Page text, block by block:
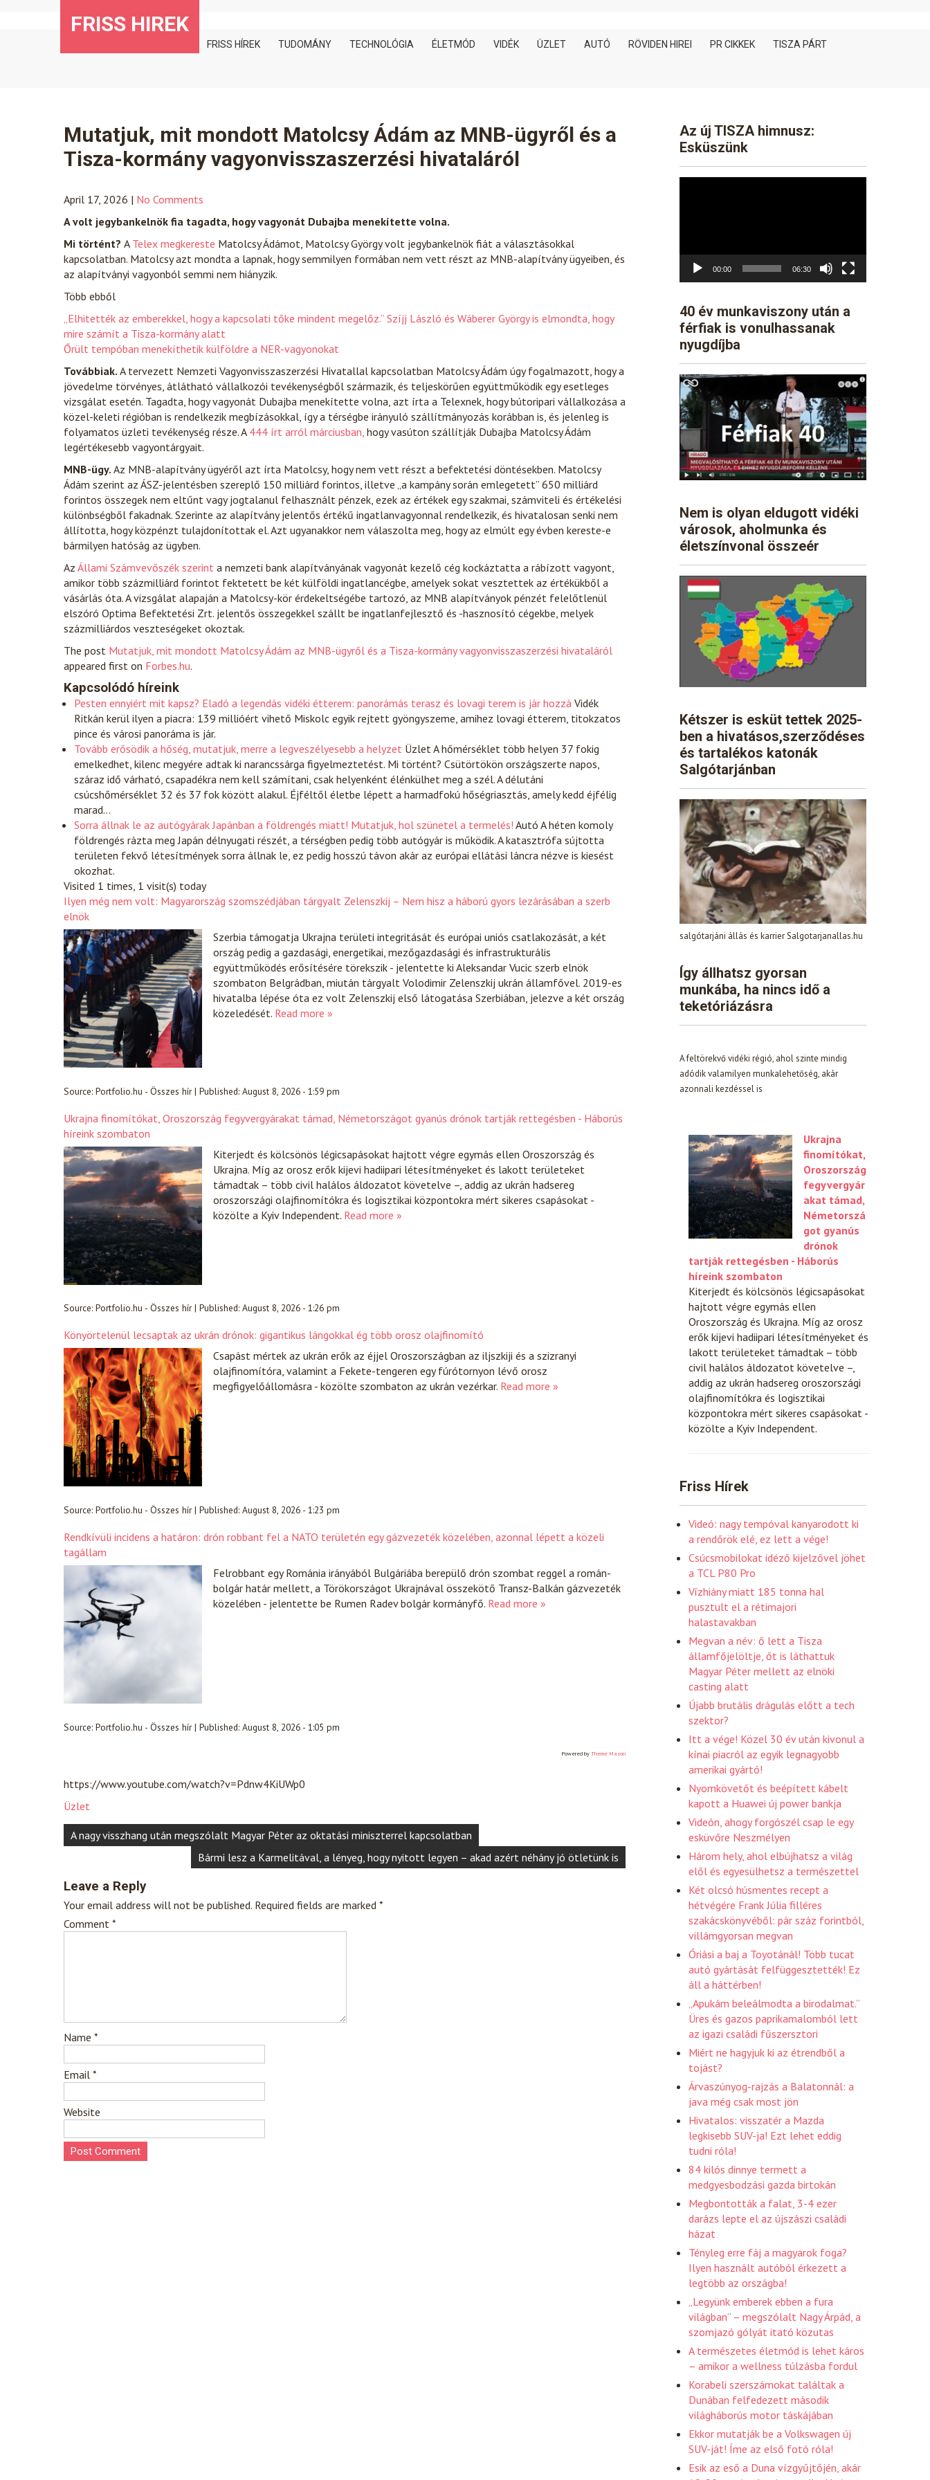
FRISS HIREK
FRISS HÍREK TUDOMÁNY TECHNOLÓGIA ÉLETMÓD VIDÉK ÜZLET AUTÓ RÖVIDEN HIREI PR CIKKEK TISZA PÁRT
Mutatjuk, mit mondott Matolcsy Ádám az MNB-ügyről és a
Tisza-kormány vagyonvisszaszerzési hivataláról
April 17, 2026 | No Comments
A volt jegybankelnök fia tagadta, hogy vagyonát Dubajba menekítette volna.
Mi történt? A Telex megkereste Matolcsy Ádámot, Matolcsy György volt jegybankelnök fiát a választásokkal
kapcsolatban. Matolcsy azt mondta a lapnak, hogy semmilyen formában nem vett részt az MNB-alapítvány ügyeiben, és
az alapítványi vagyonból semmi nem hiányzik.
Több ebből
„Elhitették az emberekkel, hogy a kapcsolati tőke mindent megelőz.” Szíjj László és Wáberer György is elmondta, hogy
mire számít a Tisza-kormány alatt
Őrült tempóban menekíthetik külföldre a NER-vagyonokat
Továbbiak. A tervezett Nemzeti Vagyonvisszaszerzési Hivatallal kapcsolatban Matolcsy Ádám úgy fogalmazott, hogy a
jövedelme törvényes, átlátható vállalkozói tevékenységből származik, és teljeskörűen együttműködik egy esetleges
vizsgálat esetén. Tagadta, hogy vagyonát Dubajba menekítette volna, azt írta a Telexnek, hogy bútoripari vállalkozása a
közel-keleti régióban is rendelkezik megbízásokkal, így a térségbe irányuló szállítmányozás korábban is, és jelenleg is
folyamatos üzleti tevékenység része. A 444 írt arról márciusban, hogy vasúton szállítják Dubajba Matolcsy Ádám
legértékesebb vagyontárgyait.
MNB-ügy. Az MNB-alapítvány ügyéről azt írta Matolcsy, hogy nem vett részt a befektetési döntésekben. Matolcsy
Ádám szerint az ÁSZ-jelentésben szereplő 150 milliárd forintos, illetve „a kampány során emlegetett” 650 milliárd
forintos összegek nem eltűnt vagy jogtalanul felhasznált pénzek, ezek az értékek egy szakmai, számviteli és értékelési
különbségből fakadnak. Szerinte az alapítvány jelentős értékű ingatlanvagyonnal rendelkezik, és hivatalosan senki nem
állította, hogy közpénzt tulajdonítottak el. Azt ugyanakkor nem válaszolta meg, hogy az elmúlt egy évben kereste-e
bármilyen hatóság az ügyben.
Az Állami Számvevőszék szerint a nemzeti bank alapítványának vagyonát kezelő cég kockáztatta a rábízott vagyont,
amikor több százmilliárd forintot fektetett be két külföldi ingatlancégbe, amelyek sokat vesztettek az értékükből a
vásárlás óta. A vizsgálat alapaján a Matolcsy-kör érdekeltségébe tartozó, az MNB alapítványok pénzét felelőtlenül
elszóró Optima Befektetési Zrt. jelentős összegekkel szállt be ingatlanfejlesztő és -hasznosító cégekbe, melyek
százmilliárdos veszteségeket okoztak.
The post Mutatjuk, mit mondott Matolcsy Ádám az MNB-ügyről és a Tisza-kormány vagyonvisszaszerzési hivataláról
appeared first on Forbes.hu.
Kapcsolódó híreink
Pesten ennyiért mit kapsz? Eladó a legendás vidéki étterem: panorámás terasz és lovagi terem is jár hozzá Vidék
Ritkán kerül ilyen a piacra: 139 millióért vihető Miskolc egyik rejtett gyöngyszeme, amihez lovagi étterem, titokzatos
pince és városi panoráma is jár.
Tovább erősödik a hőség, mutatjuk, merre a legveszélyesebb a helyzet ÜzletA hőmérséklet több helyen 37 fokig
emelkedhet, kilenc megyére adtak ki narancssárga figyelmeztetést. Mi történt? Csütörtökön országszerte napos,
száraz idő várható, csapadékra nem kell számítani, csak helyenként élénkülhet meg a szél. A délutáni
csúcshőmérséklet 32 és 37 fok között alakul. Éjféltől életbe lépett a harmadfokú hőségriasztás, amely kedd éjfélig
marad…
Sorra állnak le az autógyárak Japánban a földrengés miatt! Mutatjuk, hol szünetel a termelés! Autó A héten komoly
földrengés rázta meg Japán délnyugati részét, a térségben pedig több autógyár is működik. A katasztrófa sújtotta
területen fekvő létesítmények sorra állnak le, ez pedig hosszú távon akár az európai ellátási láncra nézve is kiesést
okozhat.
Visited 1 times, 1 visit(s) today
Ilyen még nem volt: Magyarország szomszédjában tárgyalt Zelenszkij – Nem hisz a háború gyors lezárásában a szerb
elnök
Szerbia támogatja Ukrajna területi integritását és európai uniós csatlakozását, a két
ország pedig a gazdasági, energetikai, mezőgazdasági és infrastrukturális
együttműködés erősítésére törekszik - jelentette ki Aleksandar Vucic szerb elnök
szombaton Belgrádban, miután tárgyalt Volodimir Zelenszkij ukrán államfővel. 2019-es
hivatalba lépése óta ez volt Zelenszkij első látogatása Szerbiában, jelezve a két ország
közeledését. Read more »
Source: Portfolio.hu - Összes hír| Published: August 8, 2026 - 1:59 pm
Ukrajna finomítókat, Oroszország fegyvergyárakat támad, Németországot gyanús drónok tartják rettegésben - Háborús
híreink szombaton
Kiterjedt és kölcsönös légicsapásokat hajtott végre egymás ellen Oroszország és
Ukrajna. Míg az orosz erők kijevi hadiipari létesítményeket és lakott területeket
támadtak – több civil halálos áldozatot követelve –, addig az ukrán hadsereg
oroszországi olajfinomítókra és logisztikai központokra mért sikeres csapásokat -
közölte a Kyiv Independent. Read more »
Source: Portfolio.hu - Összes hír| Published: August 8, 2026 - 1:26 pm
Könyörtelenül lecsaptak az ukrán drónok: gigantikus lángokkal ég több orosz olajfinomító
Csapást mértek az ukrán erők az éjjel Oroszországban az iljszkiji és a szizranyi
olajfinomítóra, valamint a Fekete-tengeren egy fúrótornyon lévő orosz
megfigyelőállomásra - közölte szombaton az ukrán vezérkar. Read more »
Source: Portfolio.hu - Összes hír| Published: August 8, 2026 - 1:23 pm
Rendkívüli incidens a határon: drón robbant fel a NATO területén egy gázvezeték közelében, azonnal lépett a közeli
tagállam
Felrobbant egy Románia irányából Bulgáriába berepülő drón szombat reggel a román-
bolgár határ mellett, a Törökországot Ukrajnával összekötő Transz-Balkán gázvezeték
közelében - jelentette be Rumen Radev bolgár kormányfő. Read more »
Source: Portfolio.hu - Összes hír| Published: August 8, 2026 - 1:05 pm
Powered by Theme Mason
https://www.youtube.com/watch?v=Pdnw4KiUWp0
Üzlet
Post
navigation
A nagy visszhang után megszólalt Magyar Péter az oktatási miniszterrel kapcsolatban
Bármi lesz a Karmelitával, a lényeg, hogy nyitott legyen – akad azért néhány jó ötletünk is
Leave a Reply
Your email address will not be published. Required fields are marked *
Comment *
Name *
Email *
Website
Az új TISZA himnusz:
Esküszünk
00:00 06:30
40 év munkaviszony után a
férfiak is vonulhassanak
nyugdíjba
Nem is olyan eldugott vidéki
városok, aholmunka és
életszínvonal összeér
Kétszer is esküt tettek 2025-
ben a hivatásos,szerződéses
és tartalékos katonák
Salgótarjánban
salgótarjáni állás és karrier Salgotarjanallas.hu
Így állhatsz gyorsan
munkába, ha nincs idő a
teketóriázásra
A feltörekvő vidéki régió, ahol szinte mindig
adódik valamilyen munkalehetőség, akár
azonnali kezdéssel is
Ukrajna
finomítókat,
Oroszország
fegyvergyár
akat támad,
Németorszá
got gyanús
drónok
tartják rettegésben - Háborús
híreink szombaton
Kiterjedt és kölcsönös légicsapásokat
hajtott végre egymás ellen
Oroszország és Ukrajna. Míg az orosz
erők kijevi hadiipari létesítményeket és
lakott területeket támadtak – több
civil halálos áldozatot követelve –,
addig az ukrán hadsereg oroszországi
olajfinomítókra és logisztikai
központokra mért sikeres csapásokat -
közölte a Kyiv Independent.
Friss Hírek
Videó: nagy tempóval kanyarodott ki
a rendőrök elé, ez lett a vége!
Csúcsmobilokat idéző kijelzővel jöhet
a TCL P80 Pro
Vízhiány miatt 185 tonna hal
pusztult el a rétimajori
halastavakban
Megvan a név: ő lett a Tisza
államfőjelöltje, őt is láthattuk
Magyar Péter mellett az elnöki
casting alatt
Újabb brutális drágulás előtt a tech
szektor?
Itt a vége! Közel 30 év után kivonul a
kínai piacról az egyik legnagyobb
amerikai gyártó!
Nyomkövetőt és beépített kábelt
kapott a Huawei új power bankja
Videón, ahogy forgószél csap le egy
esküvőre Neszmélyen
Három hely, ahol elbújhatsz a világ
elől és egyesülhetsz a természettel
Két olcsó húsmentes recept a
hétvégére Frank Júlia filléres
szakácskönyvéből: pár száz forintból,
villámgyorsan megvan
Óriási a baj a Toyotánál! Több tucat
autó gyártását felfüggesztették! Ez
áll a háttérben!
„Apukám beleálmodta a birodalmat.”
Üres és gazos paprikamalomból lett
az igazi családi fűszersztori
Miért ne hagyjuk ki az étrendből a
tojást?
Árvaszúnyog-rajzás a Balatonnál: a
java még csak most jön
Hivatalos: visszatér a Mazda
legkisebb SUV-ja! Ezt lehet eddig
tudni róla!
84 kilós dinnye termett a
medgyesbodzási gazda birtokán
Megbontották a falat, 3-4 ezer
darázs lepte el az újszászi családi
házat
Tényleg erre fáj a magyarok foga?
Ilyen használt autóból érkezett a
legtöbb az országba!
„Legyünk emberek ebben a fura
világban” – megszólalt Nagy Árpád, a
szomjazó gólyát itató közutas
A természetes életmód is lehet káros
– amikor a wellness túlzásba fordul
Korabeli szerszámokat találtak a
Dunában felfedezett második
világháborús motor táskájában
Ekkor mutatják be a Volkswagen új
SUV-ját! Íme az első fotó róla!
Esik az eső a Duna vízgyűjtőjén, akár